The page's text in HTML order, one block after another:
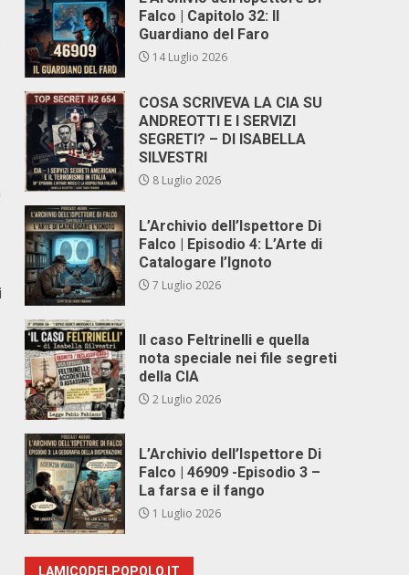
Falco | Capitolo 32: Il
Guardiano del Faro
14 Luglio 2026
COSA SCRIVEVA LA CIA SU
ANDREOTTI E I SERVIZI
SEGRETI? – DI ISABELLA
SILVESTRI
8 Luglio 2026
L’Archivio dell’Ispettore Di
Falco | Episodio 4: L’Arte di
Catalogare l’Ignoto
7 Luglio 2026
Il caso Feltrinelli e quella
nota speciale nei file segreti
della CIA
2 Luglio 2026
L’Archivio dell’Ispettore Di
Falco | 46909 -Episodio 3 –
La farsa e il fango
1 Luglio 2026
LAMICODELPOPOLO.IT